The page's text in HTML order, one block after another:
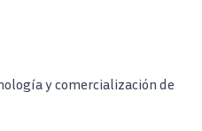
y comercialización de